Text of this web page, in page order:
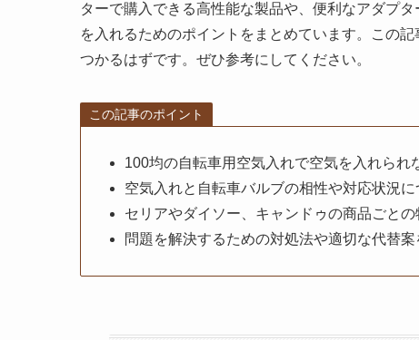
ターで購入できる高性能な製品や、便利なアダプ
を入れるためのポイントをまとめています。この
つかるはずです。ぜひ参考にしてください。
この記事のポイント
100均の自転車用空気入れで空気を入れられ
空気入れと自転車バルブの相性や対応状況
セリアやダイソー、キャンドゥの商品ごと
問題を解決するための対処法や適切な代替